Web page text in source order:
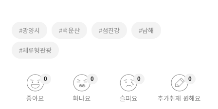
#광양시 #백운산 #섬진강 #남해
#체류형관광
좋아요
0
화나요
0
슬퍼요
0
추가취재 원해요
0